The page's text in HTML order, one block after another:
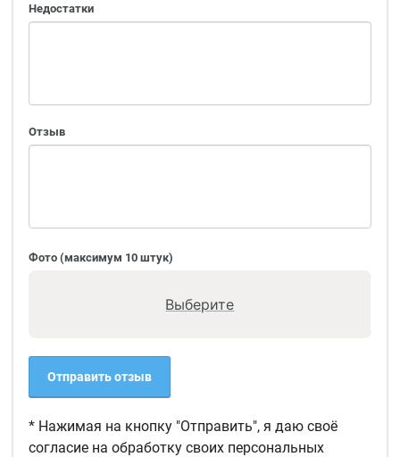
Недостатки
Отзыв
Фото (максимум 10 штук)
Выберите
Отправить отзыв
* Нажимая на кнопку "Отправить", я даю своё
согласие на обработку своих персональных